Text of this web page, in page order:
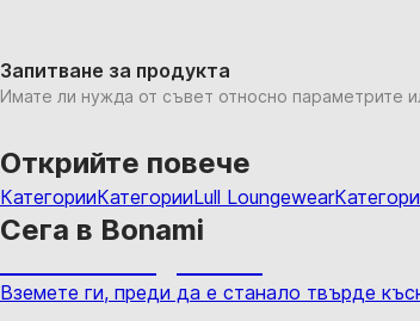
Запитване за продукта
Имате ли нужда от съвет относно параметрите
Открийте повече
КатегорииКатегорииLull Loungewear
Сега в Bonami
Вземете ги, преди да е станало твърде